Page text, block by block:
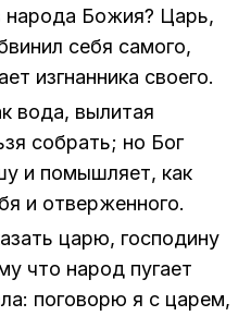
Бо­жия? Царь,
себя са­мо­го,
из­гнан­ни­ка сво­е­го.
вода, вы­ли­тая
со­брать; но Бог
и по­мыш­ля­ет, как
и от­вер­жен­но­го.
царю, гос­по­ди­ну
что на­род пу­га­ет
по­го­во­рю я с ца­рем,